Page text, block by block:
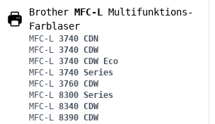
Brother MFC-L Multifunktions-
Farblaser
MFC-L 3740 CDN
MFC-L 3740 CDW
MFC-L 3740 CDW Eco
MFC-L 3740 Series
MFC-L 3760 CDW
MFC-L 8300 Series
MFC-L 8340 CDW
MFC-L 8390 CDW